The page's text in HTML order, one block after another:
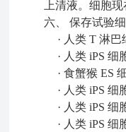
上清液。细胞
六、 保存试验细
· 人类 T 淋巴
· 人类 iPS 细
· 食蟹猴 ES
· 人类 iPS 细
· 人类 iPS 细
· 人类 iPS